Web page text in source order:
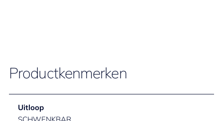
Productkenmerken
Uitloop